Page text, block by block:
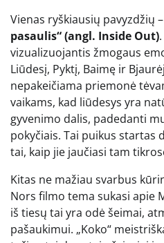
Vienas ryškiausių pavyzdžių
pasaulis“ (angl. Inside Out)
vizualizuojantis žmogaus
Liūdesį, Pyktį, Baimę ir
nepakeičiama priemonė
vaikams, kad liūdesys yra
gyvenimo dalis, padedanti
pokyčiais. Tai puikus startas
tai, kaip jie jaučiasi tam
Kitas ne mažiau svarbus
Nors filmo tema sukasi apie
iš tiesų tai yra odė šeimai,
pašaukimui. „Koko“